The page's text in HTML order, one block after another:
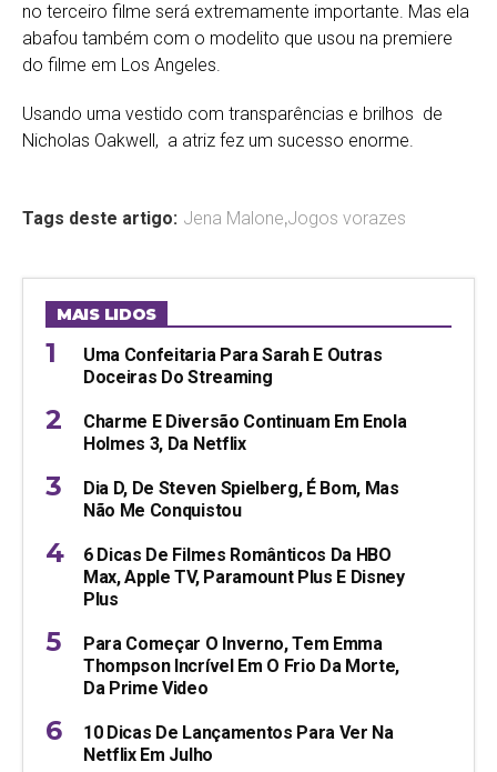
no terceiro filme será extremamente importante. Mas ela
abafou também com o modelito que usou na premiere
do filme em Los Angeles.
Usando uma vestido com transparências e brilhos de
Nicholas Oakwell, a atriz fez um sucesso enorme.
Tags deste artigo: Jena Malone,Jogos vorazes
MAIS LIDOS
Uma Confeitaria Para Sarah E Outras
Doceiras Do Streaming
Charme E Diversão Continuam Em Enola
Holmes 3, Da Netflix
Dia D, De Steven Spielberg, É Bom, Mas
Não Me Conquistou
6 Dicas De Filmes Românticos Da HBO
Max, Apple TV, Paramount Plus E Disney
Plus
Para Começar O Inverno, Tem Emma
Thompson Incrível Em O Frio Da Morte,
Da Prime Video
10 Dicas De Lançamentos Para Ver Na
Netflix Em Julho